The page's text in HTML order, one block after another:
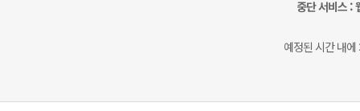
중단 서비스 :
예정된 시간 내